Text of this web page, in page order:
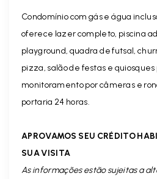
Condomínio com gás e água
oferece lazer completo, piscina
playground, quadra de futsal,
pizza, salão de festas e
monitoramento por câmeras e
portaria 24 horas.
APROVAMOS SEU CRÉDITO
SUA VISITA
As informações estão sujeitas a